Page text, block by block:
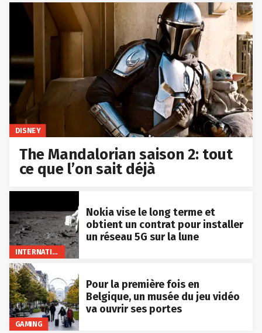
DISNEY
The Mandalorian saison 2: tout
ce que l’on sait déjà
INTERNATIONAL
Nokia vise le long terme et
obtient un contrat pour installer
un réseau 5G sur la lune
GAMING
Pour la première fois en
Belgique, un musée du jeu vidéo
va ouvrir ses portes